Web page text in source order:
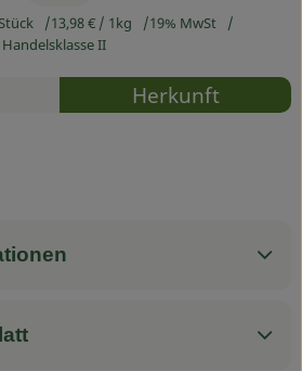
13,98 € / 1kg
19% MwSt
Handelsklasse II
Rezepte Herkunft